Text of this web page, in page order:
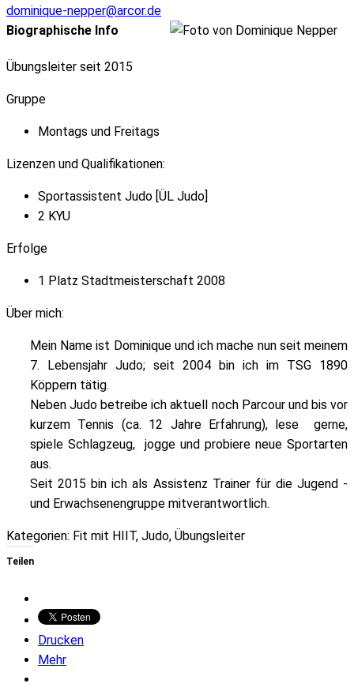
dominique-nepper@arcor.de
Biographische Info
Übungsleiter seit 2015
Gruppe
Montags und Freitags
Lizenzen und Qualifikationen:
Sportassistent Judo [ÜL Judo]
2 KYU
Erfolge
1 Platz Stadtmeisterschaft 2008
Über mich:
Mein Name ist Dominique und ich mache nun seit meinem
7. Lebensjahr Judo; seit 2004 bin ich im TSG 1890
Köppern tätig.
Neben Judo betreibe ich aktuell noch Parcour und bis vor
kurzem Tennis (ca. 12 Jahre Erfahrung), lese gerne,
spiele Schlagzeug, jogge und probiere neue Sportarten
aus.
Seit 2015 bin ich als Assistenz Trainer für die Jugend -
und Erwachsenengruppe mitverantwortlich.
Kategorien: Fit mit HIIT, Judo, Übungsleiter
Teilen
Drucken
Mehr